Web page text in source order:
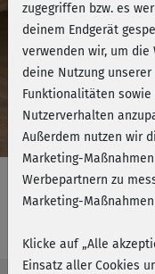
Yoga-Mix -
zugegriffen bzw. es
deinem Endgerät
verwenden wir, um
deine Nutzung
Funktionalitäten
Nutzerverhalten
Außerdem nutzen wir
Marketing-
Werbepartnern zu
Marketing-
Klicke auf „Alle
Einsatz aller Cookies